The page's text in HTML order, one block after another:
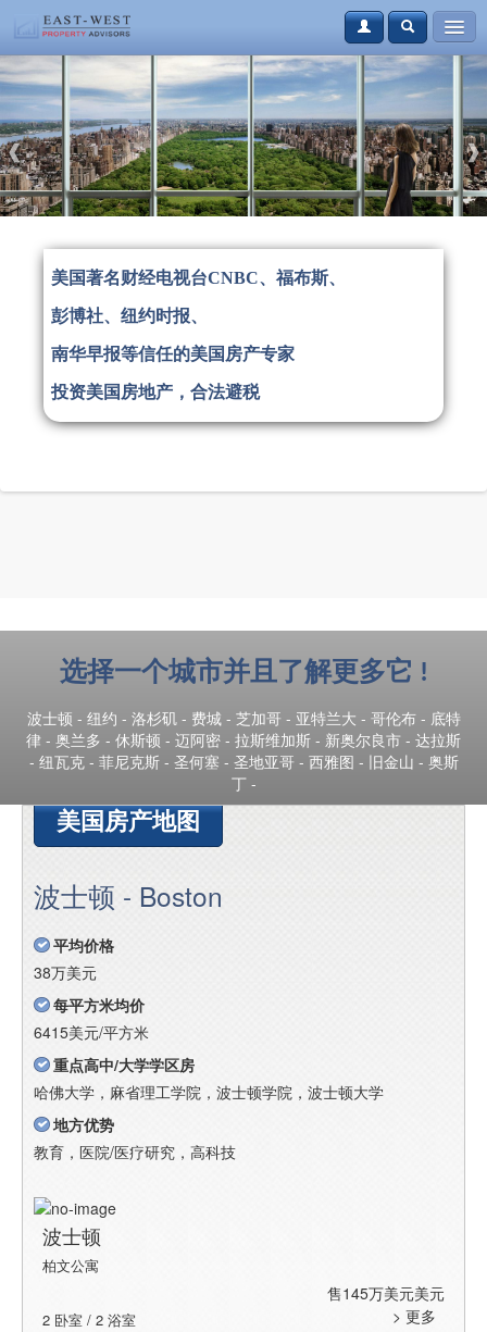
购房
租房
资讯
案例
本地资讯
联系我们
登录
著名财经电视台CNBC、福布斯、
社、纽约时报、
早报等信任的美国房产专家
美国房地产，合法避税
选择一个城市并且了解更多它 !
波士顿 - 纽约 - 洛杉矶- 费城- 芝加哥 - 亚特兰大 - 哥伦布- 底特
律 - 奥兰多 - 休斯顿 - 迈阿密 - 拉斯维加斯 - 新奥尔良市 - 达拉斯
- 纽瓦克- 菲尼克斯- 圣何塞 - 圣地亚哥- 西雅图 - 旧金山 - 奥斯
丁-
美国房产地图
波士顿 - Boston
平均价格
38万美元
每平方米均价
6415美元/平方米
重点高中/大学学区房
哈佛大学，麻省理工学院，波士顿学院，波士顿大学
地方优势
教育，医院/医疗研究，高科技
波士顿
柏文公寓
售145万美元美元
2 卧室 / 2 浴室 > 更多